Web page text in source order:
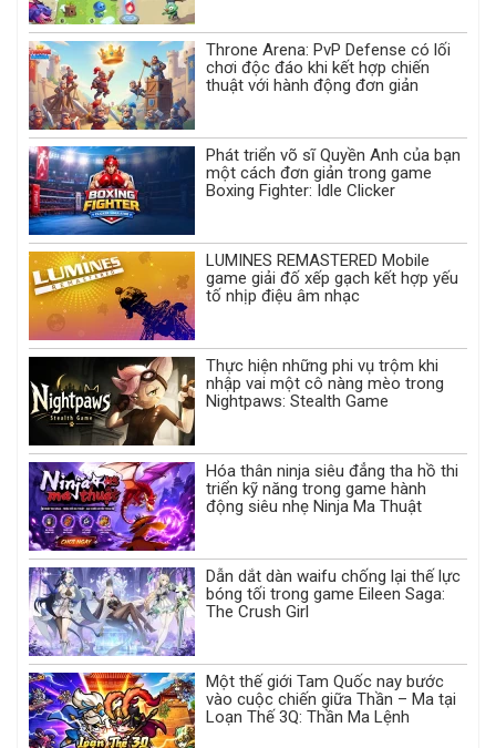
Throne Arena: PvP Defense có lối
chơi độc đáo khi kết hợp chiến
thuật với hành động đơn giản
Phát triển võ sĩ Quyền Anh của bạn
một cách đơn giản trong game
Boxing Fighter: Idle Clicker
LUMINES REMASTERED Mobile
game giải đố xếp gạch kết hợp yếu
tố nhịp điệu âm nhạc
Thực hiện những phi vụ trộm khi
nhập vai một cô nàng mèo trong
Nightpaws: Stealth Game
Hóa thân ninja siêu đẳng tha hồ thi
triển kỹ năng trong game hành
động siêu nhẹ Ninja Ma Thuật
Dẫn dắt dàn waifu chống lại thế lực
bóng tối trong game Eileen Saga:
The Crush Girl
Một thế giới Tam Quốc nay bước
vào cuộc chiến giữa Thần – Ma tại
Loạn Thế 3Q: Thần Ma Lệnh